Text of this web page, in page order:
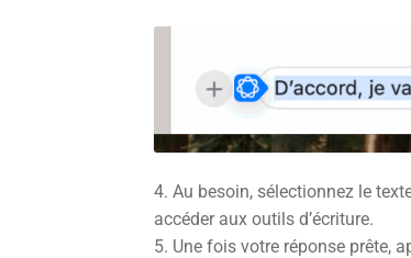
4. Au besoin, sélectionnez le
accéder aux outils d’écriture.
5. Une fois votre réponse prête,